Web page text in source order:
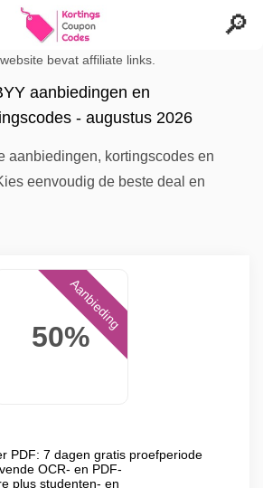
bevat affiliate links.
aanbiedingen en
- augustus 2026
aanbiedingen, kortingscodes en
eenvoudig de beste deal en
50%
Aanbieding
PDF: 7 dagen gratis proefperiode
OCR- en PDF-
plus studenten- en